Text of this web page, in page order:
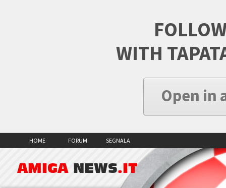
WITH
Open in
HOME FORUM SEGNALA
AMIGA NEWS.IT